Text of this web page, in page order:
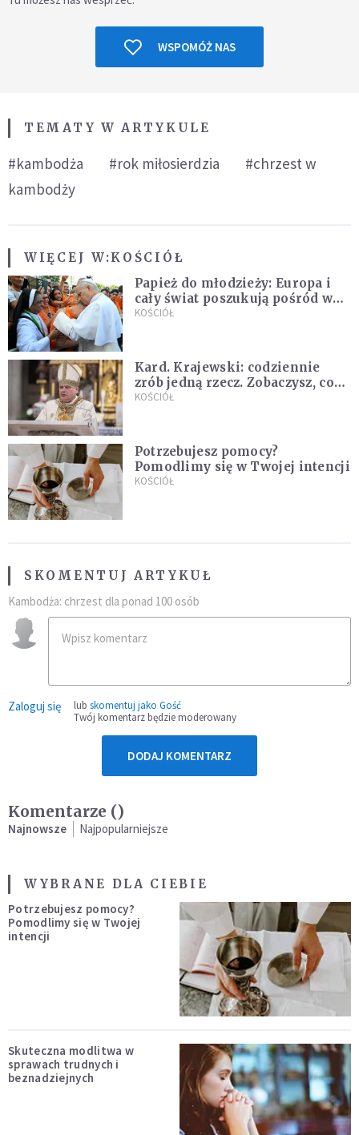
WSPOMÓŻ NAS
TEMATY W ARTYKULE
#kambodża #rok miłosierdzia
#chrzest w
kambodży
WIĘCEJ W:KOŚCIÓŁ
Papież do młodzieży: Europa i
cały świat poszukują pośród was
nowych świętych
KOŚCIÓŁ
Kard. Krajewski: codziennie
zrób jedną rzecz. Zobaczysz, co
stanie się z twoim życiem
KOŚCIÓŁ
Potrzebujesz pomocy?
Pomodlimy się w Twojej intencji
KOŚCIÓŁ
SKOMENTUJ ARTYKUŁ
Kambodża: chrzest dla ponad 100 osób
Zaloguj się lub skomentuj jako Gość
Twój komentarz będzie moderowany
DODAJ KOMENTARZ
Komentarze ()
Najnowsze Najpopularniejsze
WYBRANE DLA CIEBIE
Potrzebujesz pomocy?
Pomodlimy się w Twojej
intencji
Skuteczna modlitwa w
sprawach trudnych i
beznadziejnych